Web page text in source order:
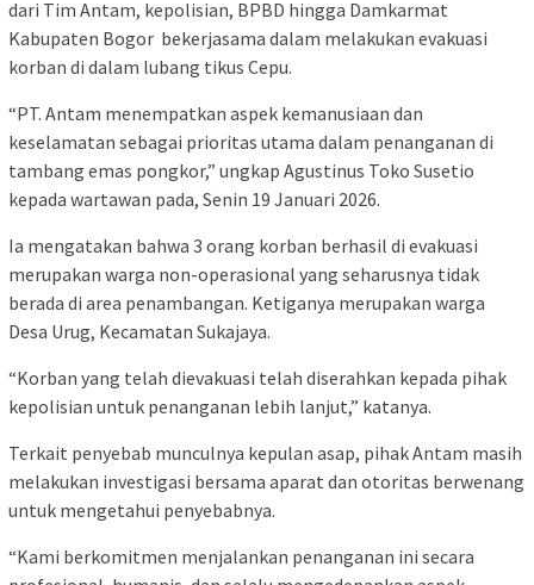
dari Tim Antam, kepolisian, BPBD hingga Damkarmat
Kabupaten Bogor bekerjasama dalam melakukan evakuasi
korban di dalam lubang tikus Cepu.
“PT. Antam menempatkan aspek kemanusiaan dan
keselamatan sebagai prioritas utama dalam penanganan di
tambang emas pongkor,” ungkap Agustinus Toko Susetio
kepada wartawan pada, Senin 19 Januari 2026.
Ia mengatakan bahwa 3 orang korban berhasil di evakuasi
merupakan warga non-operasional yang seharusnya tidak
berada di area penambangan. Ketiganya merupakan warga
Desa Urug, Kecamatan Sukajaya.
“Korban yang telah dievakuasi telah diserahkan kepada pihak
kepolisian untuk penanganan lebih lanjut,” katanya.
Terkait penyebab munculnya kepulan asap, pihak Antam masih
melakukan investigasi bersama aparat dan otoritas berwenang
untuk mengetahui penyebabnya.
“Kami berkomitmen menjalankan penanganan ini secara